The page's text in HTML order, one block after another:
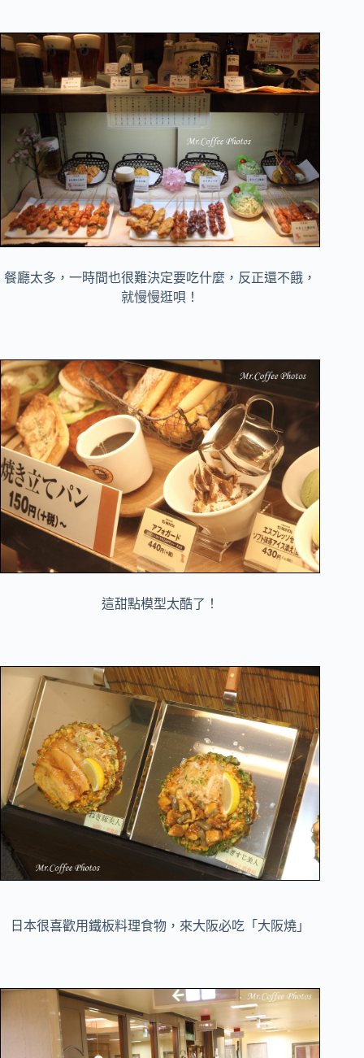
餐廳太多，一時間也很難決定要吃什麼，反正還不餓，
就慢慢逛唄！
這甜點模型太酷了！
日本很喜歡用鐵板料理食物，來大阪必吃「大阪燒」